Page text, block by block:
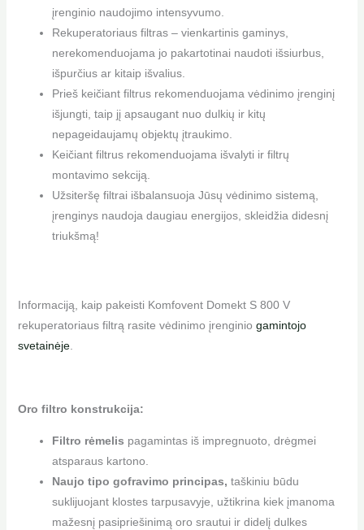
įrenginio naudojimo intensyvumo.
Rekuperatoriaus filtras – vienkartinis gaminys,
nerekomenduojama jo pakartotinai naudoti išsiurbus,
išpurčius ar kitaip išvalius.
Prieš keičiant filtrus rekomenduojama vėdinimo įrenginį
išjungti, taip jį apsaugant nuo dulkių ir kitų
nepageidaujamų objektų įtraukimo.
Keičiant filtrus rekomenduojama išvalyti ir filtrų
montavimo sekciją.
Užsiteršę filtrai išbalansuoja Jūsų vėdinimo sistemą,
įrenginys naudoja daugiau energijos, skleidžia didesnį
triukšmą!
Informaciją, kaip pakeisti Komfovent Domekt S 800 V
rekuperatoriaus filtrą rasite vėdinimo įrenginio gamintojo
svetainėje.
Oro filtro konstrukcija:
Filtro rėmelis pagamintas iš impregnuoto, drėgmei
atsparaus kartono.
Naujo tipo gofravimo principas, taškiniu būdu
suklijuojant klostes tarpusavyje, užtikrina kiek įmanoma
mažesnį pasipriešinimą oro srautui ir didelį dulkes